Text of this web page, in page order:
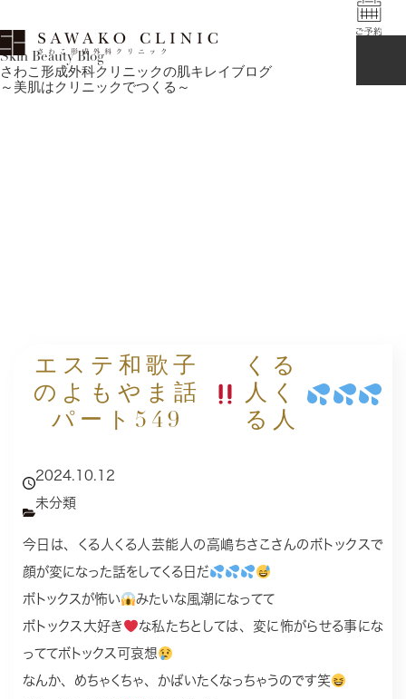
Skin Beauty Blog
さわこ形成外科クリニックの肌キレイブログ
～美肌はクリニックでつくる～
エステ和歌子
のよもやま話
パート549
くる
人く
る人
2024.10.12
未分類
今日は、くる人くる人芸能人の高嶋ちさこさんのボトックスで
顔が変になった話をしてくる日だ
ボトックスが怖い
みたいな風潮になってて
ボトックス大好き
な私たちとしては、変に怖がらせる事にな
っててボトックス可哀想
なんか、めちゃくちゃ、かばいたくなっちゃうのです笑